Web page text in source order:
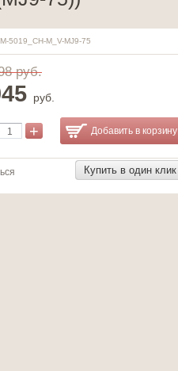
5019_CH-M_V-MJ9-75
руб.
руб.
+ Добавить в корзину
Купить в один клик